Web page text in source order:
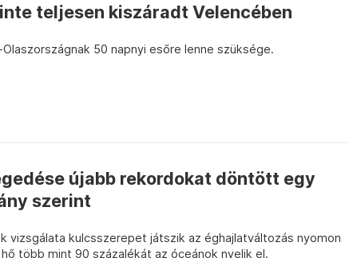
teljesen kiszáradt Velencében
50 napnyi esőre lenne szüksége.
újabb rekordokat döntött egy
szerint
vizsgálata kulcsszerepet játszik az éghajlatváltozás nyomon
több mint 90 százalékát az óceánok nyelik el.